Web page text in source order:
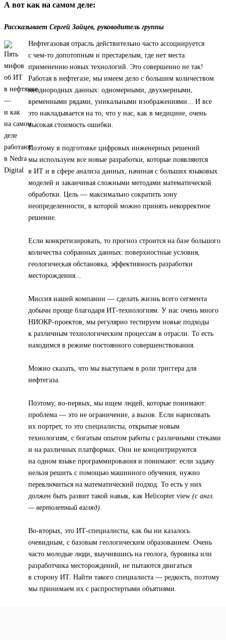
А вот как на самом деле:
Рассказывает Сергей Зайцев, руководитель группы
Нефтегазовая отрасль действительно часто ассоциируется
с чем-то допотопным и престарелым, где нет места
применению новых технологий. Это совершенно не так!
Работая в нефтегазе, мы имеем дело с большим количеством
неоднородных данных: одномерными, двухмерными,
временными рядами, уникальными изображениями... И все
это накладывается на то, что у нас, как в медицине, очень
высокая стоимость ошибки.
Поэтому в подготовке цифровых инженерных решений
мы используем все новые разработки, которые появляются
в ИТ и в сфере анализа данных, начиная с больших языковых
моделей и заканчивая сложными методами математической
обработки. Цель — максимально сократить зону
неопределенности, в которой можно принять некорректное
решение.
Если конкретизировать, то прогноз строится на базе большого
количества собранных данных: поверхностные условия,
геологическая обстановка, эффективность разработки
месторождения...
Миссия нашей компании — сделать жизнь всего сегмента
добычи проще благодаря ИТ-технологиям. У нас очень много
НИОКР-проектов, мы регулярно тестируем новые подходы
к различным технологическим процессам в отрасли. То есть
находимся в режиме постоянного совершенствования.
Можно сказать, что мы выступаем в роли триггера для
нефтегаза.
Поэтому, во-первых, мы ищем людей, которые понимают:
проблема — это не ограничение, а вызов. Если нарисовать
их портрет, то это специалисты, открытые новым
технологиям, с богатым опытом работы с различными стеками
и на различных платформах. Они не концентрируются
на одном языке программирования и понимают: если задачу
нельзя решить с помощью машинного обучения, нужно
переключиться на математический подход. То есть у них
должен быть развит такой навык, как Helicopter view (с англ.
— вертолетный взгляд).
Во-вторых, это ИТ-специалисты, как бы ни казалось
очевидным, с базовым геологическим образованием. Очень
часто молодые люди, выучившись на геолога, буровика или
разработчика месторождений, не пытаются двигаться
в сторону ИТ. Найти такого специалиста — редкость, поэтому
мы принимаем их с распростертыми объятиями.